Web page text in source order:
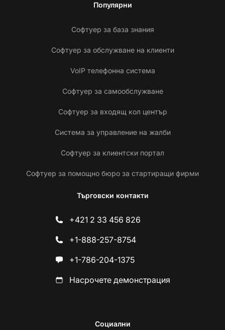
Популярни
Софтуер за база знания
Софтуер за обслужване на клиенти
VoIP телефонна система
Софтуер за самообслужване
Софтуер за входящ кол център
Система за управление на жалби
Софтуер за клиентски портал
Софтуер за помощно бюро за стартиращи фирми
Търговски контакти
+421 2 33 456 826
+1-888-257-8754
+1-786-204-1375
Насрочете демонстрация
Социални